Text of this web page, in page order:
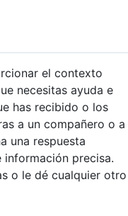
el contexto
necesitas ayuda e
has recibido o los
a un compañero o a
una respuesta
precisa.
o le dé cualquier otro